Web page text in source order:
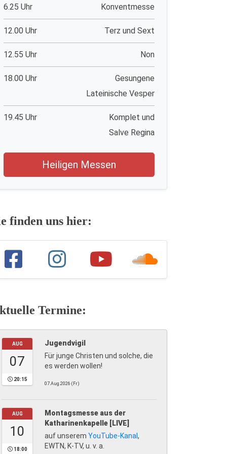
6.25 Uhr Konventmesse
12.00 Uhr Terz und Sext
12.55 Uhr Non
18.00 Uhr
Gesungene
Lateinische Vesper
19.45 Uhr
Komplet und
Salve Regina
Heiligen Messen
finden uns hier:
Termine:
AUG
07
20:15
Jugendvigil
Für junge Christen und solche, die
es werden wollen!
07.Aug.2026 (Fr)
AUG
10
18:00
Montagsmesse aus der
Katharinenkapelle [LIVE]
auf unserem YouTube-Kanal ,
EWTN, K-TV, u. v. a.